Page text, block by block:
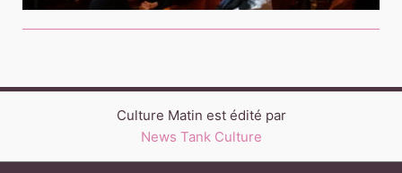
Culture Matin est édité par
News Tank Culture